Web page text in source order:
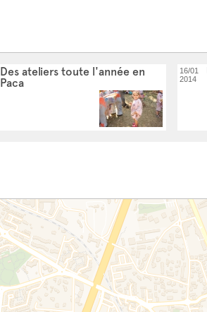
Des ateliers toute l'année en
Paca
16/01
2014